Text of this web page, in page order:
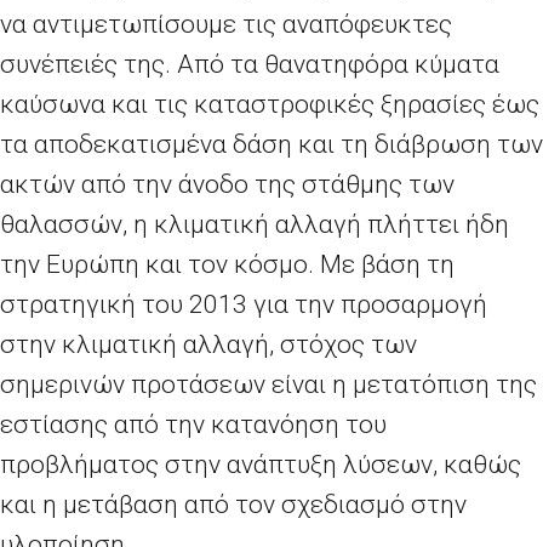
να αντιμετωπίσουμε τις αναπόφευκτες
συνέπειές της. Από τα θανατηφόρα κύματα
καύσωνα και τις καταστροφικές ξηρασίες έως
τα αποδεκατισμένα δάση και τη διάβρωση των
ακτών από την άνοδο της στάθμης των
θαλασσών, η κλιματική αλλαγή πλήττει ήδη
την Ευρώπη και τον κόσμο. Με βάση τη
στρατηγική του 2013 για την προσαρμογή
στην κλιματική αλλαγή, στόχος των
σημερινών προτάσεων είναι η μετατόπιση της
εστίασης από την κατανόηση του
προβλήματος στην ανάπτυξη λύσεων, καθώς
και η μετάβαση από τον σχεδιασμό στην